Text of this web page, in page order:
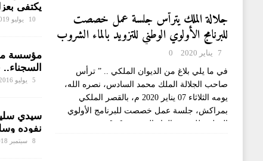
يكتفي
قانونية
10 يوليو 2019
مؤسسة
لأنسنة
5 يوليو 2016
سيدي
نفوده
مشاريع
8 سبتمبر 2018
جلالة الملك يترأس جلسة عمل خصصت
للبرنامج الأولوي الوطني للتزويد بالماء الشروب
ومياه السقي 2020-2027
7 يناير 2020 0
في ما يلي بلاغ من الديوان الملكي .. ” ترأس
صاحب الجلالة الملك محمد السادس، نصره الله،
يومه الثلاثاء 07 يناير 2020 م، بالقصر الملكي
بمراكش، جلسة عمل خصصت للبرنامج الأولوي
الوطني للتزويد بالماء الشروب [...]